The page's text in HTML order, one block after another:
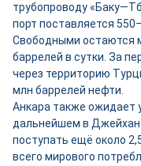
трубопроводу
порт поставляется
Свободными остаются
баррелей в сутки. За
через территорию
млн баррелей нефти.
Анкара также ожидает
дальнейшем в Джейхан
поступать ещё около
всего мирового